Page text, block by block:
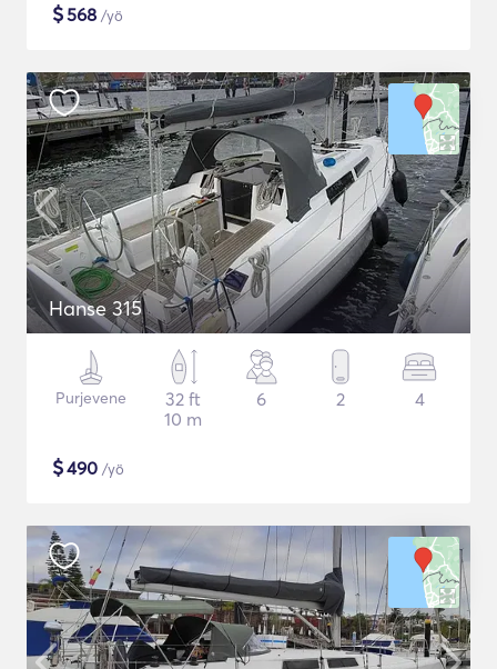
$568 /yö
Hanse 315
Purjevene
32 ft
10 m
6 2 4
$490 /yö